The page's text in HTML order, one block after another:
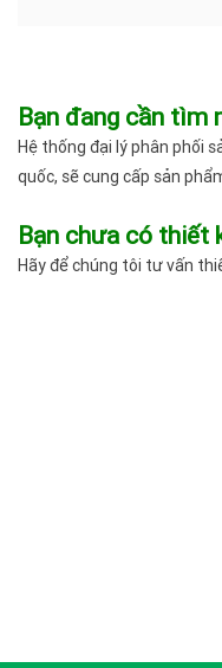
Bạn đang cần tìm
Hệ thống đại lý phân phối
quốc, sẽ cung cấp sản
Bạn chưa có thiết
Hãy để chúng tôi tư vấn